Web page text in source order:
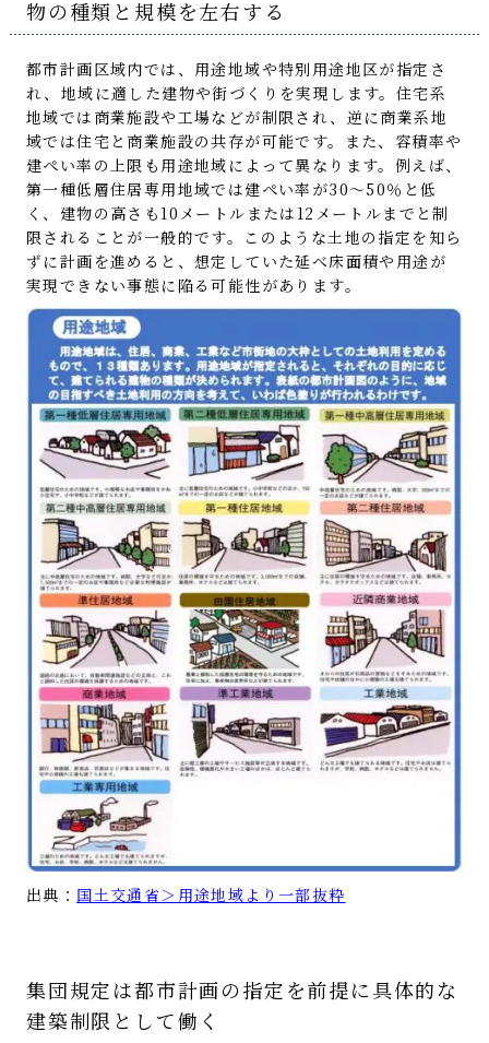
物の種類と規模を左右する
都市計画区域内では、用途地域や特別用途地区が指定さ
れ、地域に適した建物や街づくりを実現します。住宅系
地域では商業施設や工場などが制限され、逆に商業系地
域では住宅と商業施設の共存が可能です。また、容積率や
建ぺい率の上限も用途地域によって異なります。例えば、
第一種低層住居専用地域では建ぺい率が30〜50％と低
く、建物の高さも10メートルまたは12メートルまでと制
限されることが一般的です。このような土地の指定を知ら
ずに計画を進めると、想定していた延べ床面積や用途が
実現できない事態に陥る可能性があります。
出典： 国土交通省＞用途地域より一部抜粋
集団規定は都市計画の指定を前提に具体的な
建築制限として働く